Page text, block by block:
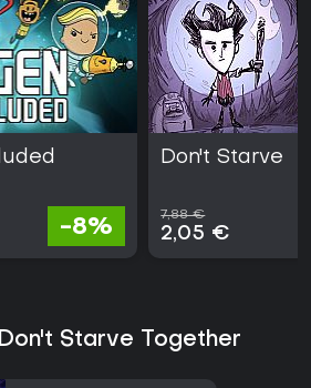
-8%
Don't Starve
7,88 €
2,05 €
Starve Together